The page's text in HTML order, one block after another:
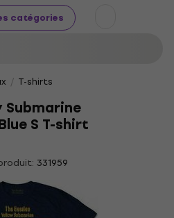
catégories
T-shirts
Submarine
S T-shirt
331959